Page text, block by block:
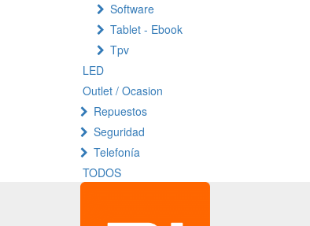
Software
Tablet - Ebook
Tpv
LED
Outlet / Ocasion
Repuestos
Seguridad
Telefonía
TODOS